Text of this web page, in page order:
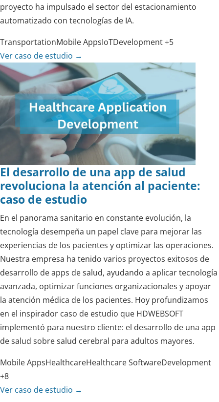
proyecto ha impulsado el sector del estacionamiento
automatizado con tecnologías de IA.
TransportationMobile AppsIoTDevelopment+5
Ver caso de estudio →
El desarrollo de una app de salud
revoluciona la atención al paciente:
caso de estudio
En el panorama sanitario en constante evolución, la
tecnología desempeña un papel clave para mejorar las
experiencias de los pacientes y optimizar las operaciones.
Nuestra empresa ha tenido varios proyectos exitosos de
desarrollo de apps de salud, ayudando a aplicar tecnología
avanzada, optimizar funciones organizacionales y apoyar
la atención médica de los pacientes. Hoy profundizamos
en el inspirador caso de estudio que HDWEBSOFT
implementó para nuestro cliente: el desarrollo de una app
de salud sobre salud cerebral para adultos mayores.
Mobile AppsHealthcareHealthcare SoftwareDevelopment
+8
Ver caso de estudio →